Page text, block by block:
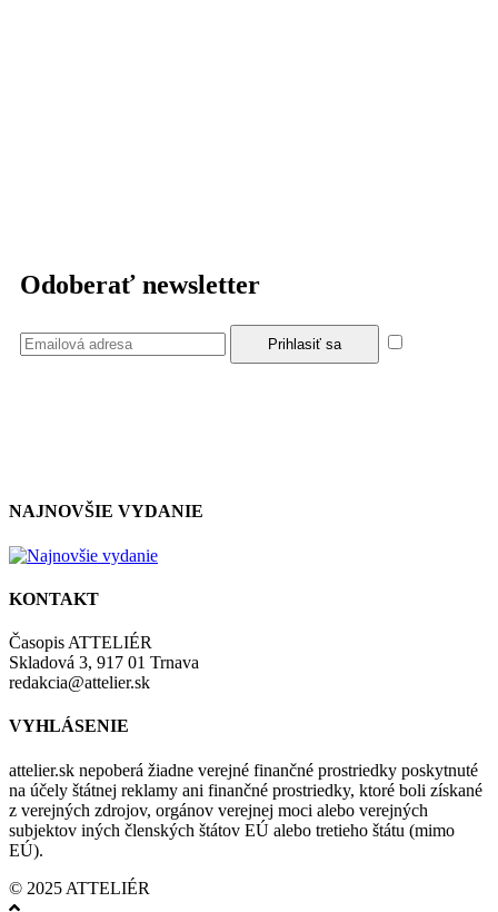
Odoberať newsletter
NAJNOVŠIE VYDANIE
KONTAKT
Časopis ATTELIÉR
Skladová 3, 917 01 Trnava
redakcia@attelier.sk
VYHLÁSENIE
attelier.sk nepoberá žiadne verejné finančné prostriedky poskytnuté
na účely štátnej reklamy ani finančné prostriedky, ktoré boli získané
z verejných zdrojov, orgánov verejnej moci alebo verejných
subjektov iných členských štátov EÚ alebo tretieho štátu (mimo
EÚ).
© 2025 ATTELIÉR